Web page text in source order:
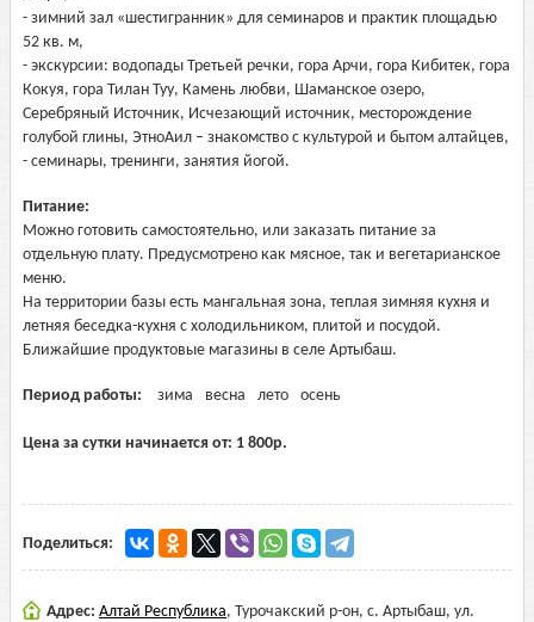
- зимний зал «шестигранник» для семинаров и практик площадью
52 кв. м,
- экскурсии: водопады Третьей речки, гора Арчи, гора Кибитек, гора
Кокуя, гора Тилан Туу, Камень любви, Шаманское озеро,
Серебряный Источник, Исчезающий источник, месторождение
голубой глины, ЭтноАил – знакомство с культурой и бытом алтайцев,
- семинары, тренинги, занятия йогой.
Питание:
Можно готовить самостоятельно, или заказать питание за
отдельную плату. Предусмотрено как мясное, так и вегетарианское
меню.
На территории базы есть мангальная зона, теплая зимняя кухня и
летняя беседка-кухня с холодильником, плитой и посудой.
Ближайшие продуктовые магазины в селе Артыбаш.
Период работы: зима весна лето осень
Цена за сутки начинается от: 1 800р.
Поделиться:
Адрес: Алтай Республика, Турочакский р-он, с. Артыбаш, ул.